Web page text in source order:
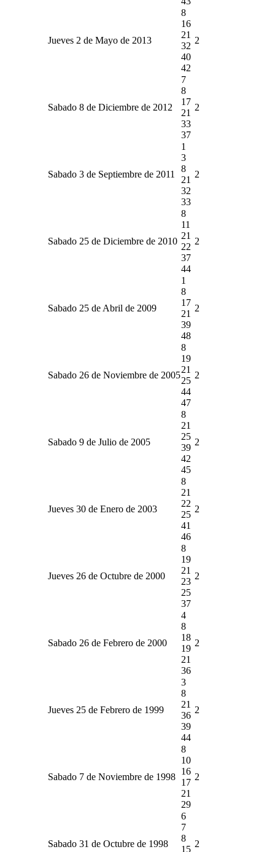
Jueves 2 de Mayo de 2013
8
16
21
32
40
42
2
Sabado 8 de Diciembre de 2012
7
8
17
21
33
37
2
Sabado 3 de Septiembre de 2011
1
3
8
21
32
33
2
Sabado 25 de Diciembre de 2010
8
11
21
22
37
44
2
Sabado 25 de Abril de 2009
1
8
17
21
39
48
2
Sabado 26 de Noviembre de 2005
8
19
21
25
44
47
2
Sabado 9 de Julio de 2005
8
21
25
39
42
45
2
Jueves 30 de Enero de 2003
8
21
22
25
41
46
2
Jueves 26 de Octubre de 2000
8
19
21
23
25
37
2
Sabado 26 de Febrero de 2000
4
8
18
19
21
36
2
Jueves 25 de Febrero de 1999
3
8
21
36
39
44
2
Sabado 7 de Noviembre de 1998
8
10
16
17
21
29
2
Sabado 31 de Octubre de 1998
6
7
8
15
2